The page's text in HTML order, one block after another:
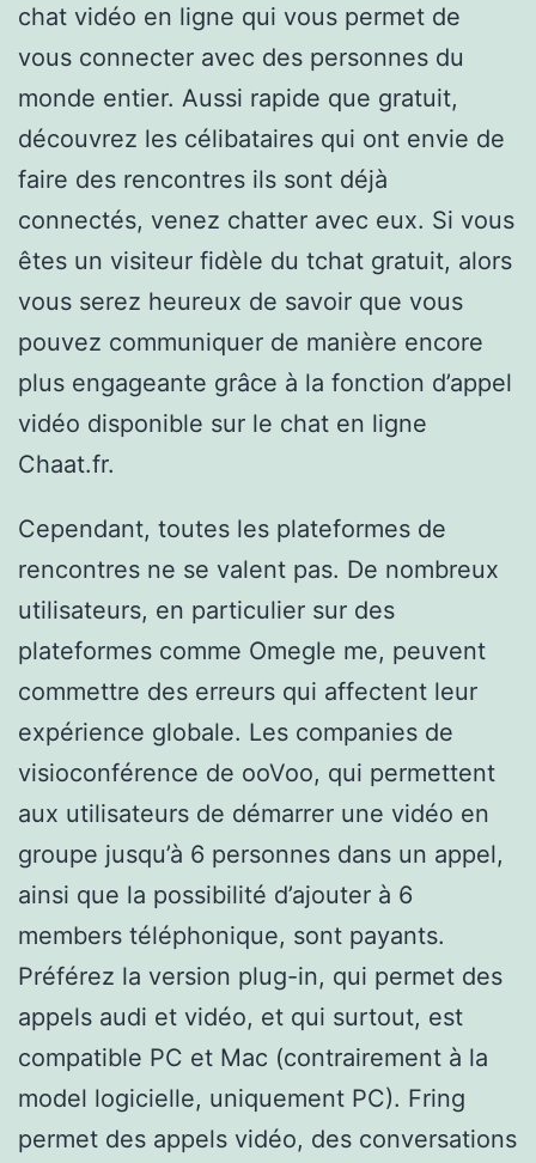
chat vidéo en ligne qui vous permet de
vous connecter avec des personnes du
monde entier. Aussi rapide que gratuit,
découvrez les célibataires qui ont envie de
faire des rencontres ils sont déjà
connectés, venez chatter avec eux. Si vous
êtes un visiteur fidèle du tchat gratuit, alors
vous serez heureux de savoir que vous
pouvez communiquer de manière encore
plus engageante grâce à la fonction d’appel
vidéo disponible sur le chat en ligne
Chaat.fr.
Cependant, toutes les plateformes de
rencontres ne se valent pas. De nombreux
utilisateurs, en particulier sur des
plateformes comme Omegle me, peuvent
commettre des erreurs qui affectent leur
expérience globale. Les companies de
visioconférence de ooVoo, qui permettent
aux utilisateurs de démarrer une vidéo en
groupe jusqu’à 6 personnes dans un appel,
ainsi que la possibilité d’ajouter à 6
members téléphonique, sont payants.
Préférez la version plug-in, qui permet des
appels audi et vidéo, et qui surtout, est
compatible PC et Mac (contrairement à la
model logicielle, uniquement PC). Fring
permet des appels vidéo, des conversations